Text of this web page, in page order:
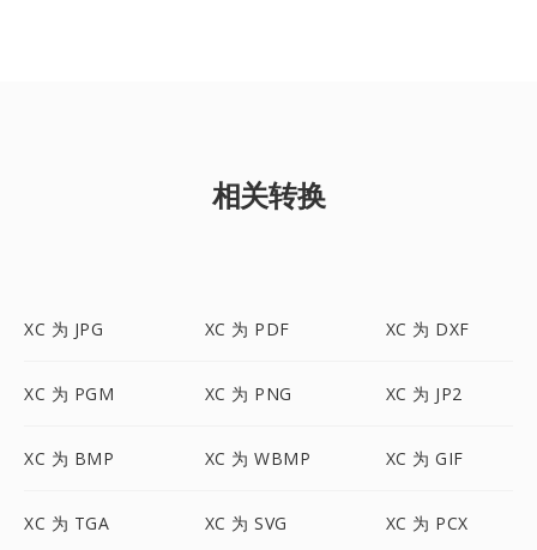
相关转换
XC 为 JPG XC 为 PDF XC 为 DXF
XC 为 PGM XC 为 PNG XC 为 JP2
XC 为 BMP XC 为 WBMP XC 为 GIF
XC 为 TGA XC 为 SVG XC 为 PCX